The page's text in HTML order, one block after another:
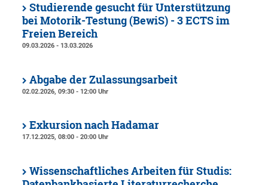
Studierende gesucht für Unterstützung
bei Motorik-Testung (BewiS) - 3 ECTS im
Freien Bereich
09.03.2026 - 13.03.2026
Abgabe der Zulassungsarbeit
02.02.2026, 09:30 - 12:00 Uhr
Exkursion nach Hadamar
17.12.2025, 08:00 - 20:00 Uhr
Wissenschaftliches Arbeiten für Studis: